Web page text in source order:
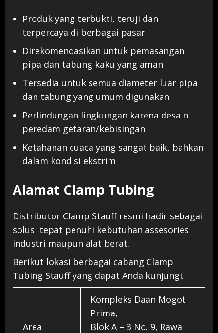
Produk yang terbukti, teruji dan
terpercaya di berbagai pasar
Direkomendasikan untuk pemasangan
pipa dan tabung kaku yang aman
Tersedia untuk semua diameter luar pipa
dan tabung yang umum digunakan
Perlindungan lingkungan karena desain
peredam getaran/kebisingan
Ketahanan cuaca yang sangat baik, bahkan
dalam kondisi ekstrim
Alamat Clamp Tubing
Distributor Clamp Stauff resmi hadir sebagai
solusi tepat penuhi kebutuhan assesories
industri maupun alat berat.
Berikut lokasi berbagai cabang Clamp
Tubing Stauff yang dapat Anda kunjungi.
Area
Kompleks Daan Mogot
Prima,
Blok A – 3 No. 9, Rawa